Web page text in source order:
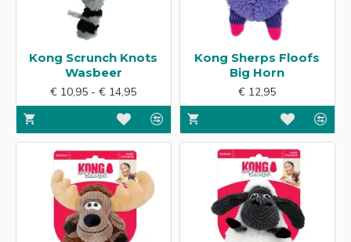
Kong Scrunch Knots
Wasbeer
€ 10,95 - € 14,95
Kong Sherps Floofs
Big Horn
€ 12,95